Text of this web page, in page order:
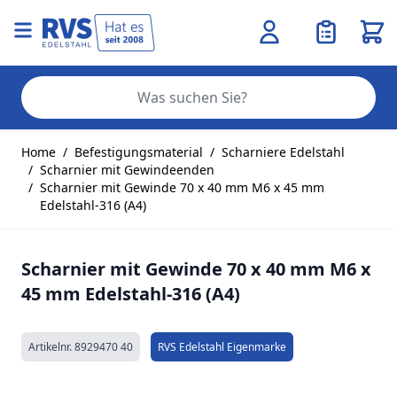
Home / Befestigungsmaterial / Scharniere Edelstahl
/ Scharnier mit Gewindeenden
/ Scharnier mit Gewinde 70 x 40 mm M6 x 45 mm
Edelstahl-316 (A4)
Scharnier mit Gewinde 70 x 40 mm M6 x
45 mm Edelstahl-316 (A4)
Artikelnr.8929470 40 RVS Edelstahl Eigenmarke